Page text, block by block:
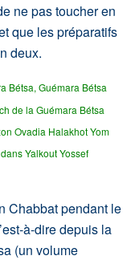
ne pas toucher en
que les préparatifs
deux.
Bétsa, Guémara Bétsa
de la Guémara Bétsa
Ovadia Halakhot Yom
Yalkout Yossef
Chabbat pendant le
à-dire depuis la
(un volume